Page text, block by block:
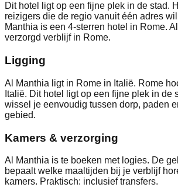
Dit hotel ligt op een fijne plek in de stad.
reizigers die de regio vanuit één adres
Manthia is een 4-sterren hotel in Rome.
verzorgd verblijf in Rome.
Ligging
Al Manthia ligt in Rome in Italië. Rome
Italië. Dit hotel ligt op een fijne plek in de
wissel je eenvoudig tussen dorp, paden
gebied.
Kamers & verzorging
Al Manthia is te boeken met logies. De
bepaalt welke maaltijden bij je verblijf
kamers. Praktisch: inclusief transfers.